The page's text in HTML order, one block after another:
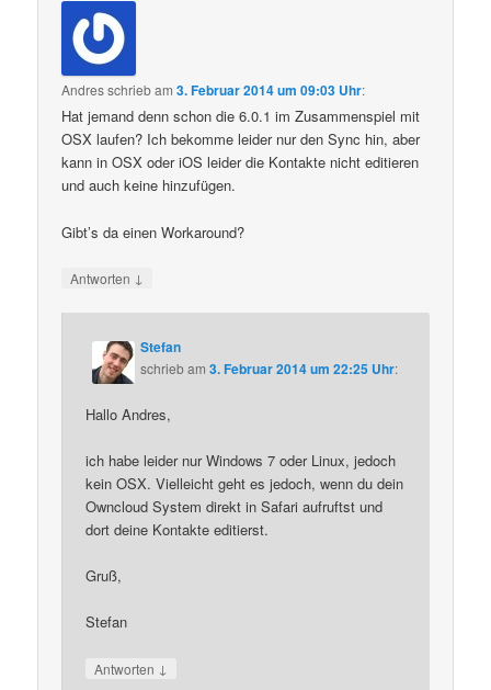
Andresschriebam3. Februar 2014 um 09:03 Uhr:
Hat jemand denn schon die 6.0.1 im Zusammenspiel mit
OSX laufen? Ich bekomme leider nur den Sync hin, aber
kann in OSX oder iOS leider die Kontakte nicht editieren
und auch keine hinzufügen.
Gibt’s da einen Workaround?
Antworten ↓
Stefan
schriebam3. Februar 2014 um 22:25 Uhr:
Hallo Andres,
ich habe leider nur Windows 7 oder Linux, jedoch
kein OSX. Vielleicht geht es jedoch, wenn du dein
Owncloud System direkt in Safari aufruftst und
dort deine Kontakte editierst.
Gruß,
Stefan
Antworten ↓